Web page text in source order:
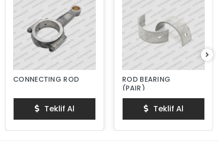
CONNECTING ROD
Teklif Al
ROD BEARING
(PAIR)
Teklif Al